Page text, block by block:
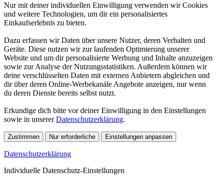
Nur mit deiner individuellen Einwilligung verwenden wir Cookies
und weitere Technologien, um dir ein personalisiertes
Einkaufserlebnis zu bieten.
Dazu erfassen wir Daten über unsere Nutzer, deren Verhalten und
Geräte. Diese nutzen wir zur laufenden Optimierung unserer
Website und um dir personalisierte Werbung und Inhalte anzuzeigen
sowie zur Analyse der Nutzungsstatistiken. Außerdem können wir
deine verschlüsselten Daten mit externen Anbietern abgleichen und
dir über deren Online-Werbekanäle Angebote anzeigen, nur wenn
du deren Dienste bereits selbst nutzt.
Erkundige dich bitte vor deiner Einwilligung in den Einstellungen
sowie in unsererDatenschutzerklärung.
Zustimmen Nur erforderliche Einstellungen anpassen
Datenschutzerklärung
Individuelle Datenschutz-Einstellungen